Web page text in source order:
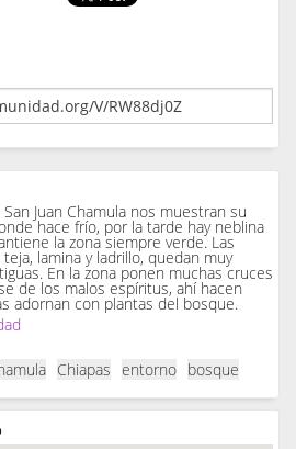
Juan Chamula nos muestran su
hace frío, por la tarde hay neblina
la zona siempre verde. Las
lamina y ladrillo, quedan muy
En la zona ponen muchas cruces
de los malos espíritus, ahí hacen
adornan con plantas del bosque.
Chiapas entorno bosque